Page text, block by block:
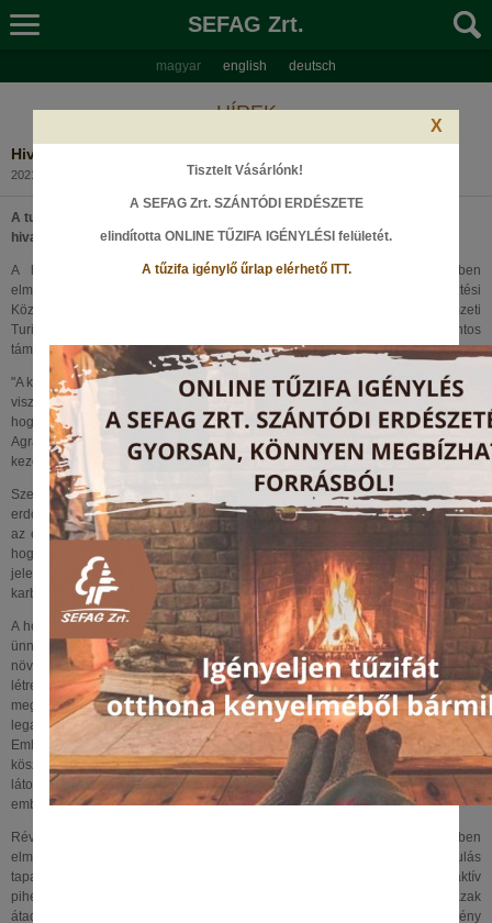
SEFAG Zrt.
magyar english deutsch
HÍREK
Hivatalosan is átadták a Gyertyánosi Kulcsosházat
2021. július 6., Kedd
A turisták körében méltán népszerű kaposvári Gyertyánosi Kulcsosház
hivatalosan is átadásra került a nagyközönség számára.
A házigazda SEFAG Zrt. vezérigazgatója Fehér István köszöntőjében
elmondta, hogy a szállást és környezetét az Aktív- és Ökoturisztikai Fejlesztési
Központ Nonprofit Kft. (AÖFK) közreműködésével a Téry Ödön Nemzeti
Turistaház-fejlesztési Program keretében kapott 21,5 millió forintos
támogatásból korszerűsítették.
"A klímaváltozás hatására a természetesnél gyorsabban változnak a környezeti
viszonyok, így a szakemberek erdőnevelő munkája, aktív segítsége kell ahhoz,
hogy az erdők alkalmazkodni tudjanak, és fennmaradhassanak – emelte ki az
Agrárminisztérium erdőkért felelős helyettes államtitkára, a SEFAG Zrt.
kezelésében lévő Gyertyánosi Gyöngyvirág Kulcsosház átadásán.
Szentpéteri Sándor elmondta: "...a térség agráriumának szerves része az
erdőgazdálkodás hagyománya, ez abból is látszik, hogy a magán gazdálkodók
az északkeleti megyék után itt telepítik a legtöbb új erdőt. Rámutatott arra is,
hogy ezzel nemcsak a saját gazdálkodásukat teszik stabilabbá, hanem
jelentősen hozzájárulnak az ország környezeti állapotának javulásához, a
karbonsemlegességi célok eléréséhez..."
A helyettes államtitkár felhívta a figyelmet arra is, hogy az 50 éves jubileumát
ünneplő SEFAG Zrt. is jelentősen kiveszi a részét a fával borított területek
növeléséből, hiszen az elmúlt években több mint 100 hektár új erdőt hozott
létre, többek között a kormány Természet- és Klímavédelmi Akciótervében
meghirdetett vállalás keretében, aminek értelmében a következő tíz évben
legalább 10-10 fát ültetnek az adott évben születendő gyermekek után.
Emlékeztetett, az erdőgazdaság ökoturisztikai fejlesztési programjának
köszönhetően az elmúlt évtizedben megnőtt a térség vonzereje és
látogatottsága. A Kaposvár melletti Gyertyánosi parkerdő is évente több tízezer
ember számára nyújt egészséges kikapcsolódási lehetőséget.
Révész Máriusz Aktív Magyarországért felelős kormánybiztos köszöntőjében
elmondta, hogy a magyar társadalomban nagyon jelentős elmozdulás
tapasztalható a szabadidő-eltöltés területén: egyre nagyobb az igény az aktív
pihenés iránt. Kiemelte, az idei nyári szezonra a felújított turistaházak
átadásának dömpingje várható, jelenleg körülbelül negyven létesítmény
X
Tisztelt Vásárlónk!
A SEFAG Zrt. SZÁNTÓDI ERDÉSZETE
elindította ONLINE TŰZIFA IGÉNYLÉSI felületét.
A tűzifa igénylő űrlap elérhető ITT.